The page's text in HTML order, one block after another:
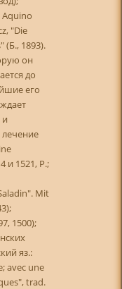
Aquino
"Die
(Б., 1893).
он
до
его
и 1521, Р.;
Mit
1500);
яз.:
avec une
trad.